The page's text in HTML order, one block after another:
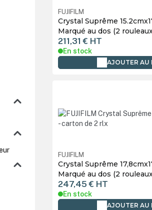
FUJIFILM
Crystal Suprême
Marqué au dos (2
211,31 € HT
En stock
AJOUTER AU
FUJIFILM
Crystal Suprême
Marqué au dos (2
247,45 € HT
En stock
AJOUTER AU